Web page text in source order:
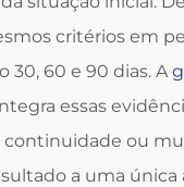
critérios em
30, 60 e 90 dias. A
essas
continuidade ou
a uma única